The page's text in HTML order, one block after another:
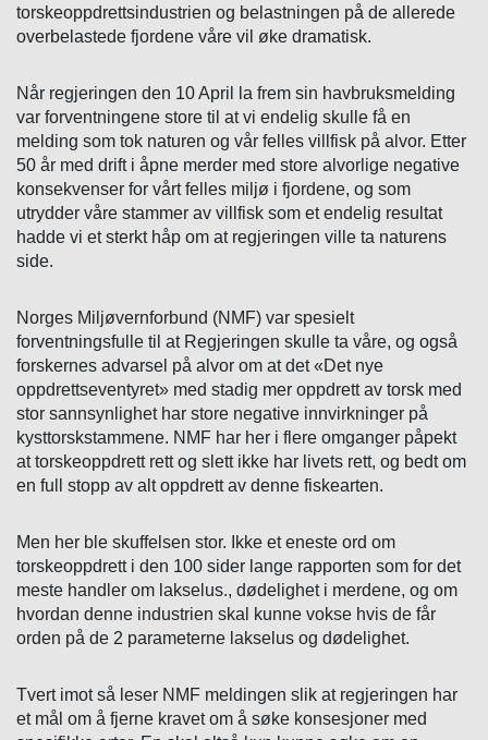
torskeoppdrettsindustrien og belastningen på de allerede
overbelastede fjordene våre vil øke dramatisk.
Når regjeringen den 10 April la frem sin havbruksmelding
var forventningene store til at vi endelig skulle få en
melding som tok naturen og vår felles villfisk på alvor. Etter
50 år med drift i åpne merder med store alvorlige negative
konsekvenser for vårt felles miljø i fjordene, og som
utrydder våre stammer av villfisk som et endelig resultat
hadde vi et sterkt håp om at regjeringen ville ta naturens
side.
Norges Miljøvernforbund (NMF) var spesielt
forventningsfulle til at Regjeringen skulle ta våre, og også
forskernes advarsel på alvor om at det «Det nye
oppdrettseventyret» med stadig mer oppdrett av torsk med
stor sannsynlighet har store negative innvirkninger på
kysttorskstammene. NMF har her i flere omganger påpekt
at torskeoppdrett rett og slett ikke har livets rett, og bedt om
en full stopp av alt oppdrett av denne fiskearten.
Men her ble skuffelsen stor. Ikke et eneste ord om
torskeoppdrett i den 100 sider lange rapporten som for det
meste handler om lakselus., dødelighet i merdene, og om
hvordan denne industrien skal kunne vokse hvis de får
orden på de 2 parameterne lakselus og dødelighet.
Tvert imot så leser NMF meldingen slik at regjeringen har
et mål om å fjerne kravet om å søke konsesjoner med